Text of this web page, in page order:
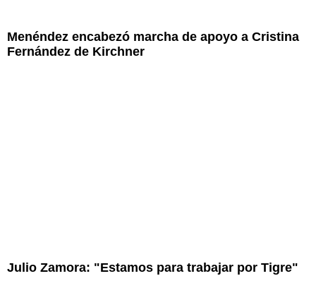
Menéndez encabezó marcha de apoyo a Cristina
Fernández de Kirchner
Julio Zamora: "Estamos para trabajar por Tigre"